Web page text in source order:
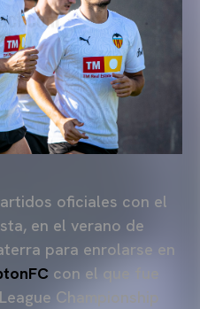
oficiales con el
en el verano de
para enrolarse en
con el que fue
Championship